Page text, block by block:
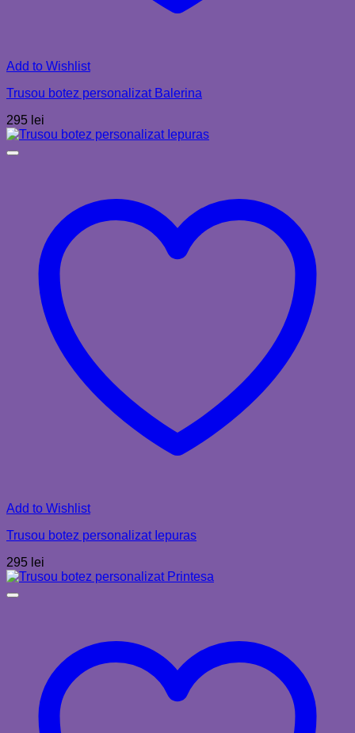
Add to Wishlist
Trusou botez personalizat Balerina
295 lei
Add to Wishlist
Trusou botez personalizat Iepuras
295 lei